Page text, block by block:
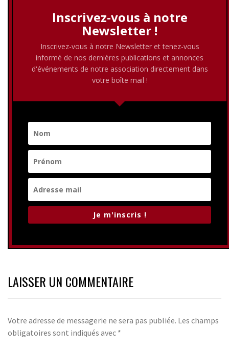
Inscrivez-vous à notre
Newsletter !
Inscrivez-vous à notre Newsletter et tenez-vous
informé de nos dernières publications et annonces
d'événements de notre association directement dans
votre boîte mail !
Je m'inscris !
LAISSER UN COMMENTAIRE
Votre adresse de messagerie ne sera pas publiée. Les champs
obligatoires sont indiqués avec *